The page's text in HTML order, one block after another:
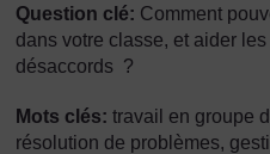
Question clé: Comment
dans votre classe, et aider
désaccords ?
Mots clés: travail en groupe
résolution de problèmes,